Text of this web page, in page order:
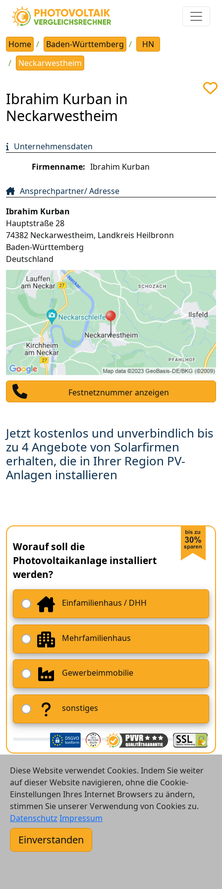
Home Baden-Württemberg
HN
Neckarwestheim
Ibrahim Kurban in
Neckarwestheim
Unternehmensdaten
Firmenname: Ibrahim Kurban
Ansprechpartner/ Adresse
Ibrahim Kurban
Hauptstraße 28
74382 Neckarwestheim, Landkreis Heilbronn
Baden-Württemberg
Deutschland
Festnetznummer anzeigen
Jetzt kostenlos und unverbindlich bis
zu 4 Angebote von Solarfirmen
erhalten, die in Ihrer Region PV-
Anlagen installieren
Worauf soll die
Photovoltaikanlage installiert
werden?
Einfamilienhaus / DHH
Mehrfamilienhaus
Gewerbeimmobilie
sonstiges
© 2026 Vergleichsrechner24 GmbH
Kontakt
Diese Website verwendet Cookies. Indem Sie weiter
auf dieser Website navigieren, ohne die Cookie-
Einstellungen Ihres Internet Browsers zu ändern,
stimmen Sie unserer Verwendung von Cookies zu.
Datenschutz Impressum
Einverstanden